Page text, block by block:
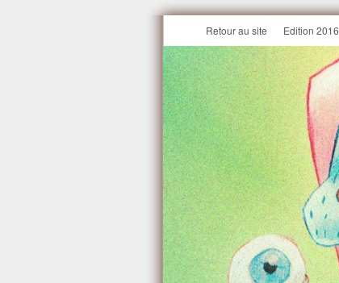
Retour au site Edition 2016